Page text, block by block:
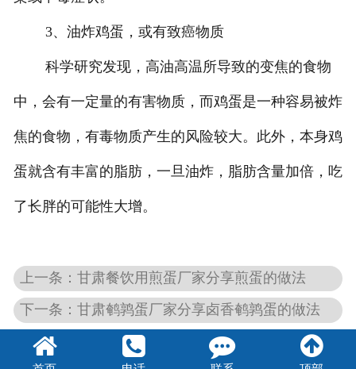
3、油炸鸡蛋，或有致癌物质
科学研究发现，高油高温所导致的变焦的食物
中，会有一定量的有害物质，而鸡蛋是一种容易被炸
焦的食物，有毒物质产生的风险较大。此外，本身鸡
蛋就含有丰富的脂肪，一旦油炸，脂肪含量加倍，吃
了长胖的可能性大增。
上一条：甘肃餐饮用煎蛋厂家分享煎蛋的做法
下一条：甘肃鹌鹑蛋厂家分享卤香鹌鹑蛋的做法